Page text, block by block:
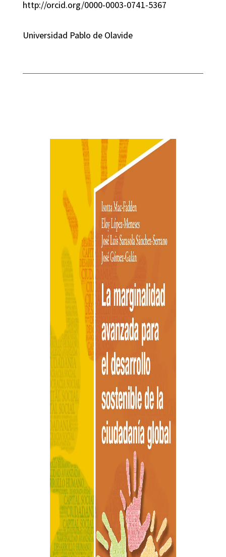
http://orcid.org/0000-0003-0741-5367
Universidad Pablo de Olavide